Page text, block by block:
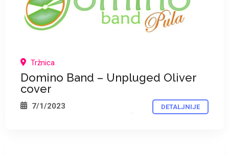
Tržnica
Domino Band – Unpluged Oliver
cover
7/1/2023 DETALJNIJE